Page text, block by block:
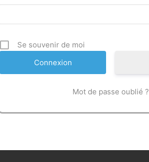
Se souvenir de moi
Mot de passe oublié ?